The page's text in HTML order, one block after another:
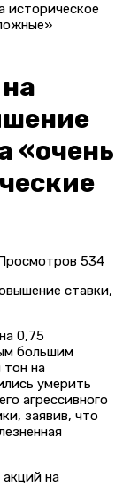
историческое
«очень
534
0,75
большим
тон на
умерить
агрессивного
заявив, что
на